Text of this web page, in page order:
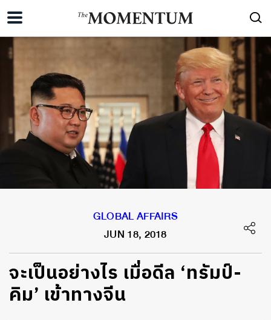
GLOBAL AFFAIRS
JUN 18, 2018
จะเป็นอย่างไร เมื่อดีล ‘ทรัมป์-
คิม’ เข้าทางจีน